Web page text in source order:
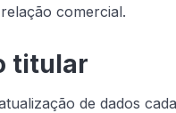
comercial.
titular
de dados